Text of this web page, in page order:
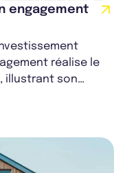
engagement
réalise le
illustrant son
est